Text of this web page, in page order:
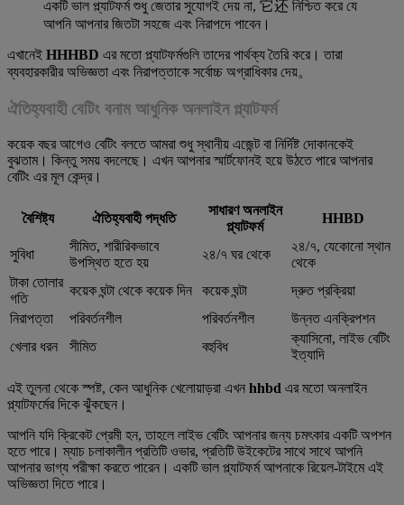
একটি ভাল প্ল্যাটফর্ম শুধু জেতার সুযোগই দেয় না, 它还 নিশ্চিত করে যে
আপনি আপনার জিতটা সহজে এবং নিরাপদে পাবেন।
এখানেই HHHBD এর মতো প্ল্যাটফর্মগুলি তাদের পার্থক্য তৈরি করে। তারা
ব্যবহারকারীর অভিজ্ঞতা এবং নিরাপত্তাকে সর্বোচ্চ অগ্রাধিকার দেয়。
ঐতিহ্যবাহী বেটিং বনাম আধুনিক অনলাইন প্ল্যাটফর্ম
কয়েক বছর আগেও বেটিং বলতে আমরা শুধু স্থানীয় এজেন্ট বা নির্দিষ্ট দোকানকেই
বুঝতাম। কিন্তু সময় বদলেছে। এখন আপনার স্মার্টফোনই হয়ে উঠতে পারে আপনার
বেটিং এর মূল কেন্দ্র।
বৈশিষ্ট্য ঐতিহ্যবাহী পদ্ধতি
সাধারণ অনলাইন
প্ল্যাটফর্ম
HHBD
সুবিধা
সীমিত, শারীরিকভাবে
উপস্থিত হতে হয়
২৪/৭ ঘর থেকে
২৪/৭, যেকোনো স্থান
থেকে
টাকা তোলার
গতি
কয়েক ঘন্টা থেকে কয়েক দিন কয়েক ঘন্টা
দ্রুত প্রক্রিয়া
নিরাপত্তা
পরিবর্তনশীল পরিবর্তনশীল
উন্নত এনক্রিপশন
খেলার ধরন
সীমিত বহুবিধ
ক্যাসিনো, লাইভ বেটিং
ইত্যাদি
এই তুলনা থেকে স্পষ্ট, কেন আধুনিক খেলোয়াড়রা এখন hhbd এর মতো অনলাইন
প্ল্যাটফর্মের দিকে ঝুঁকছেন।
আপনি যদি ক্রিকেট প্রেমী হন, তাহলে লাইভ বেটিং আপনার জন্য চমৎকার একটি অপশন
হতে পারে। ম্যাচ চলাকালীন প্রতিটি ওভার, প্রতিটি উইকেটের সাথে সাথে আপনি
আপনার ভাগ্য পরীক্ষা করতে পারেন। একটি ভাল প্ল্যাটফর্ম আপনাকে রিয়েল-টাইমে এই
অভিজ্ঞতা দিতে পারে।